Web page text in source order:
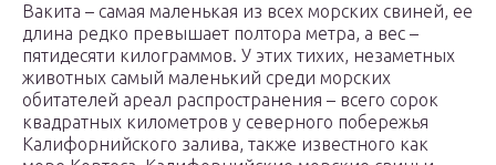
Вакита – самая маленькая из всех морских свиней, ее
длина редко превышает полтора метра, а вес –
пятидесяти килограммов. У этих тихих, незаметных
животных самый маленький среди морских
обитателей ареал распространения – всего сорок
квадратных километров у северного побережья
Калифорнийского залива, также известного как